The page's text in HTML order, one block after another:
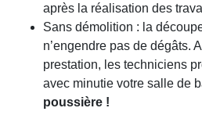
après la réalisation des
Sans démolition : la
n’engendre pas de dégâts.
prestation, les techniciens
avec minutie votre salle de
poussière !